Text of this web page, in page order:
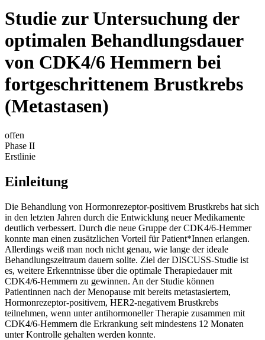
Studie zur Untersuchung der
optimalen Behandlungsdauer
von CDK4/6 Hemmern bei
fortgeschrittenem Brustkrebs
(Metastasen)
offen
Phase II
Erstlinie
Einleitung
Die Behandlung von Hormonrezeptor-positivem Brustkrebs hat sich
in den letzten Jahren durch die Entwicklung neuer Medikamente
deutlich verbessert. Durch die neue Gruppe der CDK4/6-Hemmer
konnte man einen zusätzlichen Vorteil für Patient*Innen erlangen.
Allerdings weiß man noch nicht genau, wie lange der ideale
Behandlungszeitraum dauern sollte. Ziel der DISCUSS-Studie ist
es, weitere Erkenntnisse über die optimale Therapiedauer mit
CDK4/6-Hemmern zu gewinnen. An der Studie können
Patientinnen nach der Menopause mit bereits metastasiertem,
Hormonrezeptor-positivem, HER2-negativem Brustkrebs
teilnehmen, wenn unter antihormoneller Therapie zusammen mit
CDK4/6-Hemmern die Erkrankung seit mindestens 12 Monaten
unter Kontrolle gehalten werden konnte.